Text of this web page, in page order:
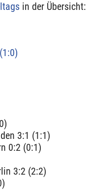
in der Übersicht:
3:1 (1:1)
0:2 (0:1)
3:2 (2:2)